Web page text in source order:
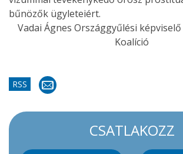
bűnözők ügyleteiért.
Vadai Ágnes Országgyűlési
Koalíció
RSS
CSATLAKOZZ